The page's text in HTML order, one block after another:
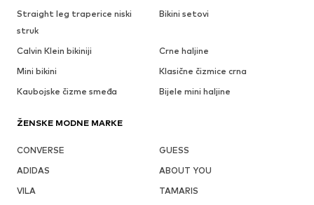
Straight leg traperice niski
struk
Bikini setovi
Calvin Klein bikiniji
Crne haljine
Mini bikini
Klasične čizmice crna
Kaubojske čizme smeđa
Bijele mini haljine
ŽENSKE MODNE MARKE
CONVERSE
GUESS
ADIDAS
ABOUT YOU
VILA
TAMARIS